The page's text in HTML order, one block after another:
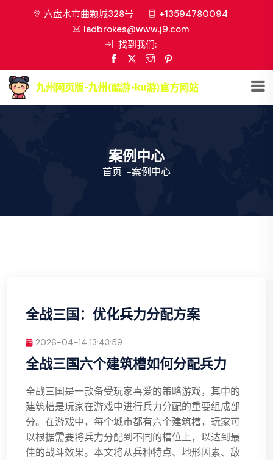
六盘水市曲颗城328号
+13594780094
ladbrokes@www.j9.com
找到我们:
案例中心
首页 -案例中心
全战三国：优化兵力分配方案
2026-04-14 13:43:59
全战三国六个建筑槽如何分配兵力
全战三国是一款备受玩家喜爱的策略游戏，其中的
建筑槽是玩家在游戏中进行兵力分配的重要组成部
分。在游戏中，每个城市都有六个建筑槽，玩家可
以根据需要将兵力分配到不同的槽位上，以达到最
佳的战斗效果。本文将从兵种特点、地形因素、敌